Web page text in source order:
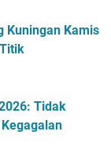
Kuningan Kamis
Tidak